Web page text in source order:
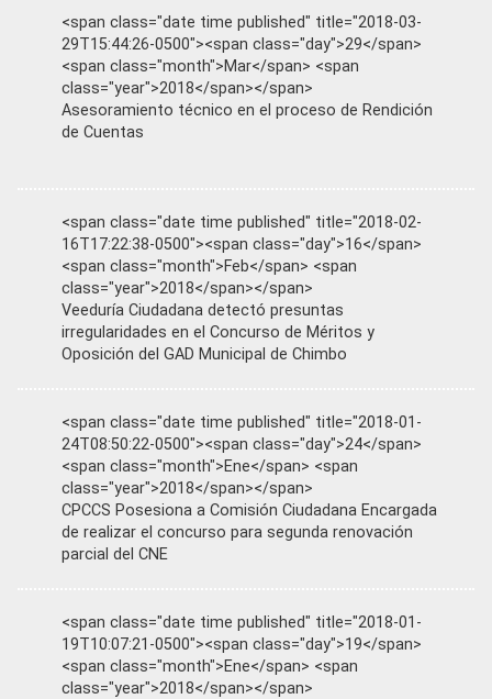
<span class="date time published" title="2018-03-
29T15:44:26-0500"><span class="day">29</span>
<span class="month">Mar</span> <span
class="year">2018</span></span>
Asesoramiento técnico en el proceso de Rendición
de Cuentas
<span class="date time published" title="2018-02-
16T17:22:38-0500"><span class="day">16</span>
<span class="month">Feb</span> <span
class="year">2018</span></span>
Veeduría Ciudadana detectó presuntas
irregularidades en el Concurso de Méritos y
Oposición del GAD Municipal de Chimbo
<span class="date time published" title="2018-01-
24T08:50:22-0500"><span class="day">24</span>
<span class="month">Ene</span> <span
class="year">2018</span></span>
CPCCS Posesiona a Comisión Ciudadana Encargada
de realizar el concurso para segunda renovación
parcial del CNE
<span class="date time published" title="2018-01-
19T10:07:21-0500"><span class="day">19</span>
<span class="month">Ene</span> <span
class="year">2018</span></span>